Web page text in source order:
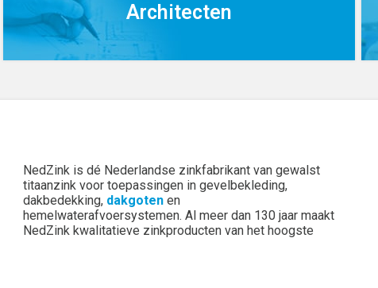
Architecten
NedZink is dé Nederlandse zinkfabrikant van gewalst
titaanzink voor toepassingen in gevelbekleding,
dakbedekking, dakgotenen
hemelwaterafvoersystemen. Al meer dan 130 jaar maakt
NedZink kwalitatieve zinkproducten van het hoogste